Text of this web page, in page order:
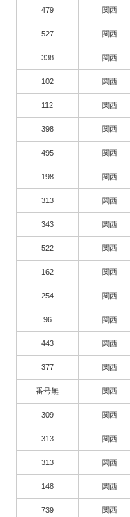
479 関西
527 関西
338 関西
102 関西
112 関西
398 関西
495 関西
198 関西
313 関西
343 関西
522 関西
162 関西
254 関西
96 関西
443 関西
377 関西
番号無 関西
309 関西
313 関西
313 関西
148 関西
739 関西